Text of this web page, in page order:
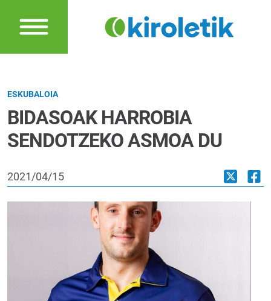
ESKUBALOIA
BIDASOAK HARROBIA
SENDOTZEKO ASMOA DU
2021/04/15